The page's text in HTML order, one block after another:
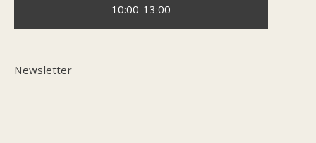
10:00-13:00
Newsletter